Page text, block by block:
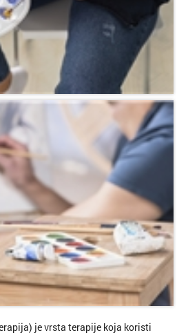
je vrsta terapije koja koristi